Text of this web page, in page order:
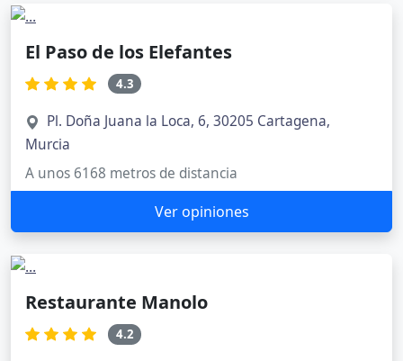
El Paso de los Elefantes
4.3
Pl. Doña Juana la Loca, 6, 30205 Cartagena,
Murcia
A unos 6168 metros de distancia
Ver opiniones
Restaurante Manolo
4.2